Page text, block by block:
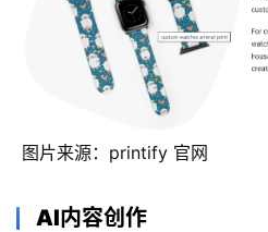
图片来源：printify 官网
AI内容创作